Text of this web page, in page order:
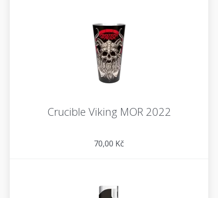
Crucible Viking MOR 2022
70,00 Kč